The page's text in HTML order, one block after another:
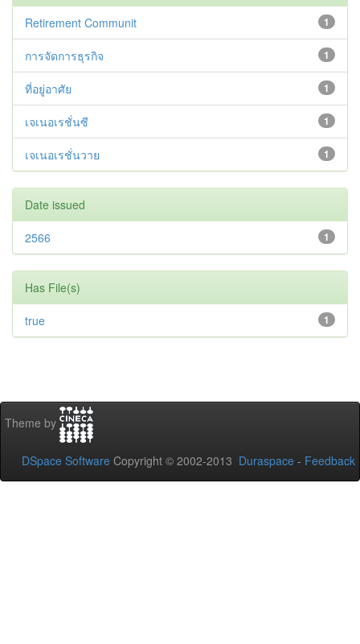
1
Retirement Communit
1
การจัดการธุรกิจ
1
ที่อยู่อาศัย
1
เจเนอเรชั่นซี
1
เจเนอเรชั่นวาย
Date issued
1
2566
Has File(s)
1
true
Theme by
DSpace Software Copyright © 2002-2013 Duraspace - Feedback